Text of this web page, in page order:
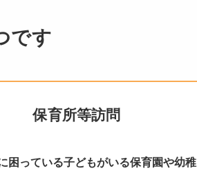
です
保育所等訪問
困っている子どもが⁡いる保育園や幼稚